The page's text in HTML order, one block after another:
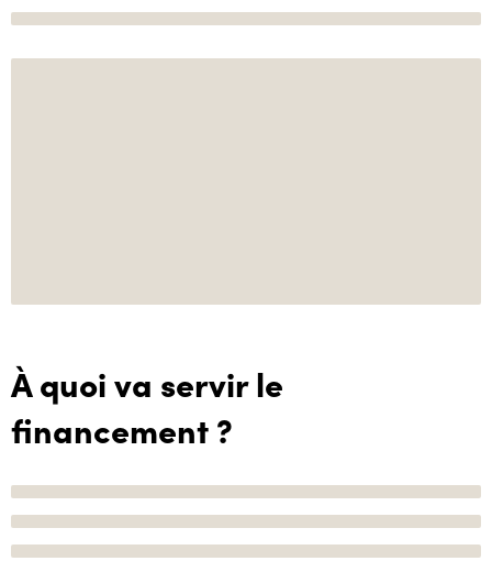
À quoi va servir le
financement ?